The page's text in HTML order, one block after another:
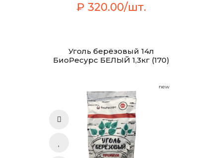
₽ 320.00/шт.
Уголь берёзовый 14л
БиоРесурс БЕЛЫЙ 1,3кг (170)
new